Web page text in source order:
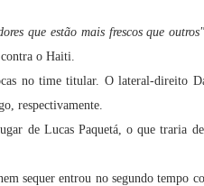
que estão mais frescos que
contra o Haiti.
no time titular. O lateral-direito
respectivamente.
de Lucas Paquetá, o que traria
sequer entrou no segundo tempo